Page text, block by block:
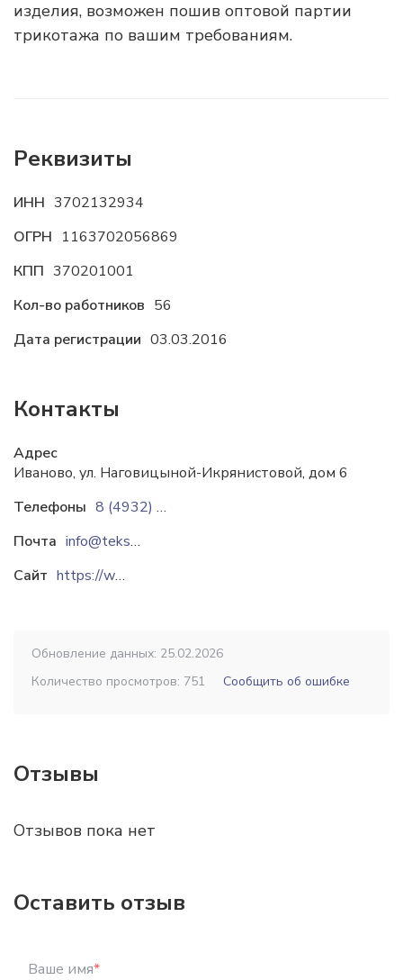
изделия, возможен пошив оптовой партии
трикотажа по вашим требованиям.
Реквизиты
ИНН 3702132934
ОГРН 1163702056869
КПП 370201001
Кол-во работников 56
Дата регистрации 03.03.2016
Контакты
Адрес
Иваново, ул. Наговицыной-Икрянистовой, дом 6
Телефоны
8 (4932) 38-06-70
Почта
info@teks-plus.ru
Сайт
https://www.teks-plus.ru
Обновление данных: 25.02.2026
Количество просмотров: 751
Сообщить об ошибке
Отзывы
Отзывов пока нет
Оставить отзыв
Ваше имя*